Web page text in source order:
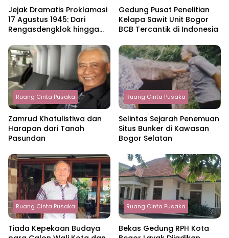
Jejak Dramatis Proklamasi
17 Agustus 1945: Dari
Rengasdengklok hingga
Indonesia
Gedung Pusat Penelitian
Kelapa Sawit Unit Bogor
BCB Tercantik di Indonesia
Ruang Cinta Pusaka
Zamrud Khatulistiwa dan
Harapan dari Tanah
Pasundan
Ruang Cinta Pusaka
Selintas Sejarah Penemuan
Situs Bunker di Kawasan
Bogor Selatan
Ruang Cinta Pusaka
Tiada Kepekaan Budaya
Ruang Cinta Pusaka
Bekas Gedung RPH Kota